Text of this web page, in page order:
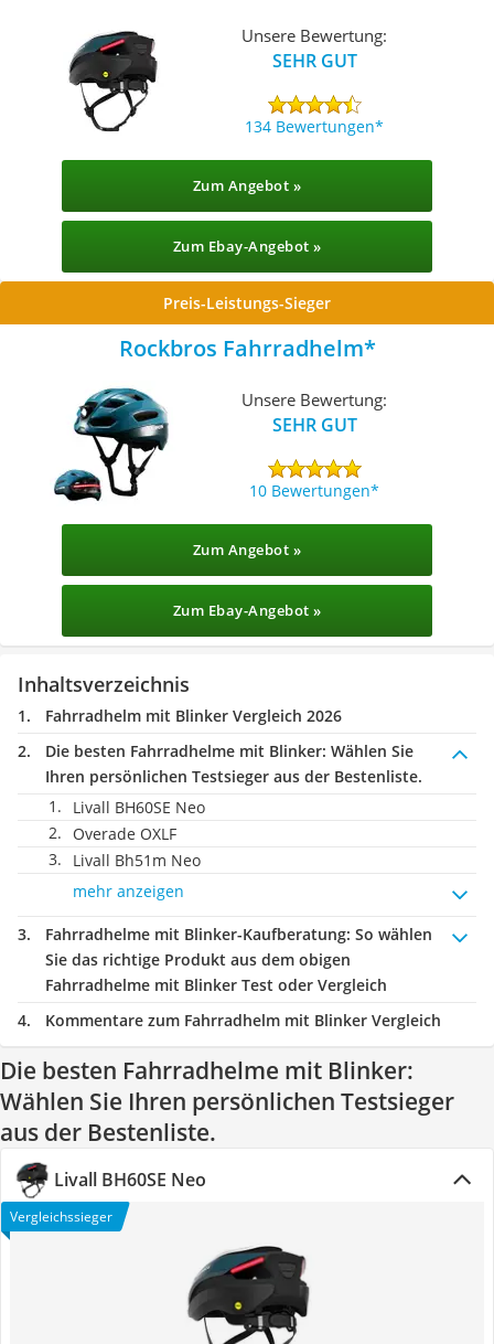
Unsere Bewertung:
SEHR GUT
134 Bewertungen
Zum Angebot »
Zum Ebay-Angebot »
Preis-Leistungs-Sieger
Rockbros Fahrradhelm
Unsere Bewertung:
SEHR GUT
10 Bewertungen
Zum Angebot »
Zum Ebay-Angebot »
Inhaltsverzeichnis
Fahrradhelm mit Blinker Vergleich 2026
Die besten Fahrradhelme mit Blinker: Wählen Sie
Ihren persönlichen Testsieger aus der Bestenliste.
Livall BH60SE Neo
Overade OXLF
Livall Bh51m Neo
mehr anzeigen
Fahrradhelme mit Blinker-Kaufberatung: So wählen
Sie das richtige Produkt aus dem obigen
Fahrradhelme mit Blinker Test oder Vergleich
Kommentare zum Fahrradhelm mit Blinker Vergleich
Die besten Fahrradhelme mit Blinker:
Wählen Sie Ihren persönlichen Testsieger
aus der Bestenliste.
Livall BH60SE Neo
Vergleichssieger